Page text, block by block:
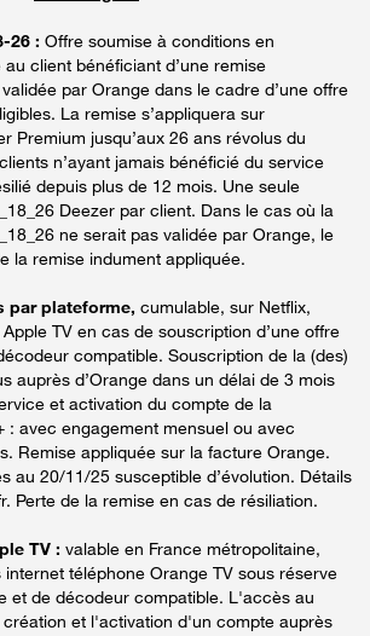
26 : Offre soumise à conditions en
client bénéficiant d’une remise
par Orange dans le cadre d’une offre
La remise s’appliquera sur
Premium jusqu’aux 26 ans révolus du
n’ayant jamais bénéficié du service
depuis plus de 12 mois. Une seule
Deezer par client. Dans le cas où la
ne serait pas validée par Orange, le
la remise indument appliquée.
par plateforme, cumulable, sur Netflix,
TV en cas de souscription d’une offre
compatible. Souscription de la (des)
auprès d’Orange dans un délai de 3 mois
et activation du compte de la
: avec engagement mensuel ou avec
Remise appliquée sur la facture Orange.
au 20/11/25 susceptible d’évolution. Détails
Perte de la remise en cas de résiliation.
TV : valable en France métropolitaine,
téléphone Orange TV sous réserve
et de décodeur compatible. L'accès au
et l'activation d'un compte auprès